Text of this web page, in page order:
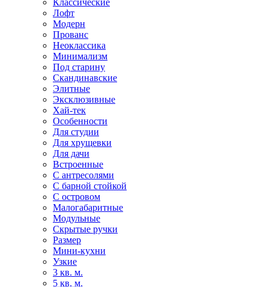
Классические
Лофт
Модерн
Прованс
Неоклассика
Минимализм
Под старину
Скандинавские
Элитные
Эксклюзивные
Хай-тек
Особенности
Для студии
Для хрущевки
Для дачи
Встроенные
С антресолями
С барной стойкой
С островом
Малогабаритные
Модульные
Скрытые ручки
Размер
Мини-кухни
Узкие
3 кв. м.
5 кв. м.